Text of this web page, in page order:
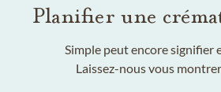
Planifier une
Simple peut encore signifier
Laissez-nous vous